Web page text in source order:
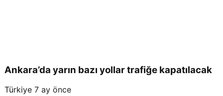
Ankara’da yarın bazı yollar trafiğe kapatılacak
Türkiye 7 ay önce